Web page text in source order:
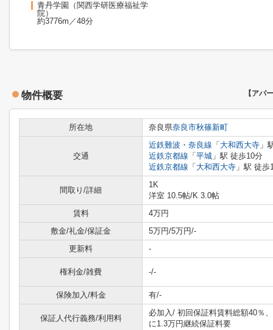
青丹学園（関西学研医療福祉学
院）
約3776m／48分
物件概要 【アパ
所在地 奈良県奈良市秋篠新町
交通
近鉄難波・奈良線 「 大和西大寺 」
近鉄京都線 「 平城 」駅 徒歩10分
近鉄京都線 「 大和西大寺 」駅 徒歩
間取り/詳細
1K
洋室 10.5帖/K 3.0帖
賃料
4万円
敷金/礼金/保証金
5万円/5万円/-
更新料
-
権利金/雑費 -/-
保険加入/料金 有/-
保証人代行義務/利用料
必加入/ 初回保証料賃料総額40％
に1.3万円継続保証料要